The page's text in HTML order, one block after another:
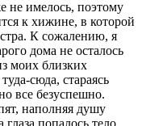
не имелось, поэтому
к хижине, в которой
К сожалению, я
дома не осталось
моих близких
сюда, стараясь
все безуспешно.
наполняя душу
попалось тело